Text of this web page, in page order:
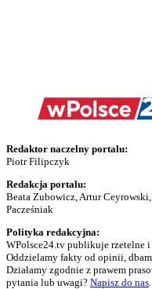
Redaktor naczelny portalu:
Piotr Filipczyk
Redakcja portalu:
Beata Zubowicz, Artur
Pacześniak
Polityka redakcyjna:
WPolsce24.tv publikuje rzetelne i
Oddzielamy fakty od opinii,
Działamy zgodnie z prawem
pytania lub uwagi? Napisz do nas